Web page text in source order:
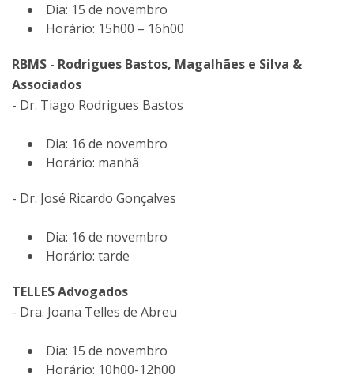
Dia: 15 de novembro
Horário: 15h00 – 16h00
RBMS - Rodrigues Bastos, Magalhães e Silva &
Associados
- Dr. Tiago Rodrigues Bastos
Dia: 16 de novembro
Horário: manhã
- Dr. José Ricardo Gonçalves
Dia: 16 de novembro
Horário: tarde
TELLES Advogados
- Dra. Joana Telles de Abreu
Dia: 15 de novembro
Horário: 10h00-12h00